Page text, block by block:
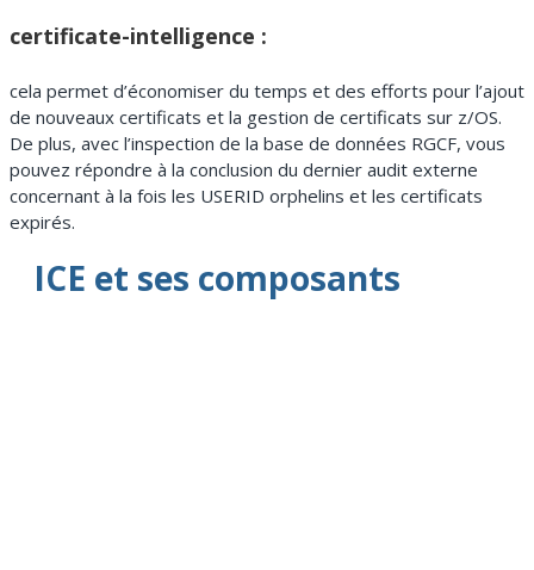
certificate-intelligence :
cela permet d’économiser du temps et des efforts pour l’ajout
de nouveaux certificats et la gestion de certificats sur z/OS.
De plus, avec l’inspection de la base de données RGCF, vous
pouvez répondre à la conclusion du dernier audit externe
concernant à la fois les USERID orphelins et les certificats
expirés.
ICE et ses composants